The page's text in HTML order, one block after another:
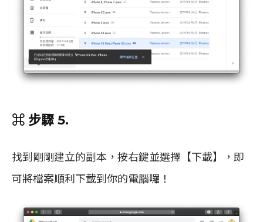
⌘ 步驟 5.
找到剛剛建立的副本，按右鍵並選擇【下載】，即
可將檔案順利下載到你的電腦囉！